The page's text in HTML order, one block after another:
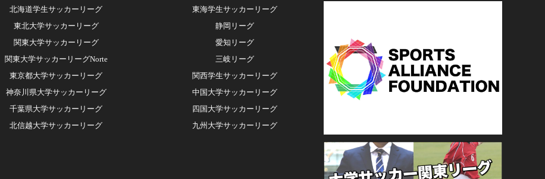
北海道学生サッカーリーグ
東北大学サッカーリーグ
関東大学サッカーリーグ
関東大学サッカーリーグNorte
東京都大学サッカーリーグ
神奈川県大学サッカーリーグ
千葉県大学サッカーリーグ
北信越大学サッカーリーグ
東海学生サッカーリーグ
静岡リーグ
愛知リーグ
三岐リーグ
関西学生サッカーリーグ
中国大学サッカーリーグ
四国大学サッカーリーグ
九州大学サッカーリーグ